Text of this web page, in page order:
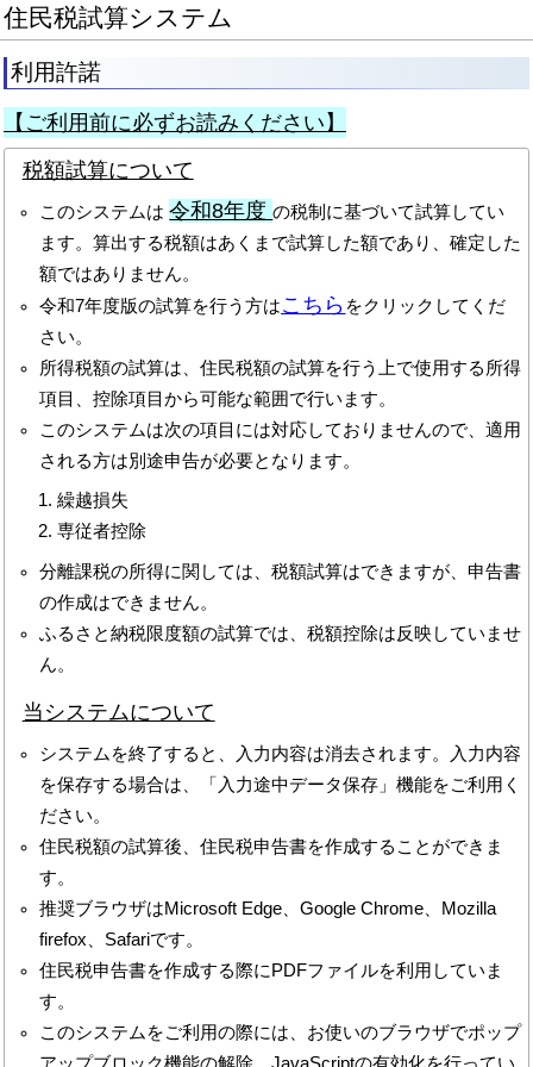
住民税試算システム
利用許諾
【ご利用前に必ずお読みください】
税額試算について
このシステムは令和8年度の税制に基づいて試算してい
ます。算出する税額はあくまで試算した額であり、確定した
額ではありません。
令和7年度版の試算を行う方はこちら をクリックしてくだ
さい。
所得税額の試算は、住民税額の試算を行う上で使用する所得
項目、控除項目から可能な範囲で行います。
このシステムは次の項目には対応しておりませんので、適用
される方は別途申告が必要となります。
繰越損失
専従者控除
分離課税の所得に関しては、税額試算はできますが、申告書
の作成はできません。
ふるさと納税限度額の試算では、税額控除は反映していませ
ん。
当システムについて
システムを終了すると、入力内容は消去されます。入力内容
を保存する場合は、「入力途中データ保存」機能をご利用く
ださい。
住民税額の試算後、住民税申告書を作成することができま
す。
推奨ブラウザはMicrosoft Edge、Google Chrome、Mozilla
firefox、Safariです。
住民税申告書を作成する際にPDFファイルを利用していま
す。
このシステムをご利用の際には、お使いのブラウザでポップ
アップブロック機能の解除、JavaScriptの有効化を行ってい